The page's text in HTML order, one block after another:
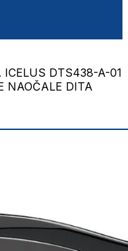
ICELUS DTS438-A-01
NAOČALE DITA